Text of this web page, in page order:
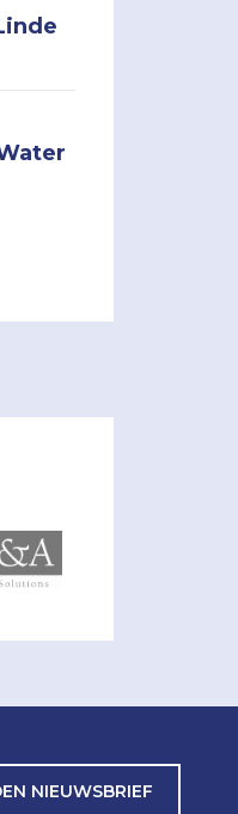
NIEUWSBRIEF